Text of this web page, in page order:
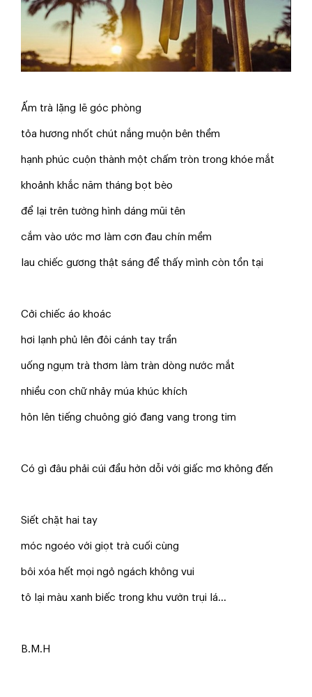
Ấm trà lặng lẽ góc phòng
tỏa hương nhốt chút nắng muộn bên thềm
hạnh phúc cuộn thành một chấm tròn trong khóe mắt
khoảnh khắc năm tháng bọt bèo
để lại trên tường hình dáng mũi tên
cắm vào ước mơ làm cơn đau chín mềm
lau chiếc gương thật sáng để thấy mình còn tồn tại
Cởi chiếc áo khoác
hơi lạnh phủ lên đôi cánh tay trần
uống ngụm trà thơm làm tràn dòng nước mắt
nhiều con chữ nhảy múa khúc khích
hôn lên tiếng chuông gió đang vang trong tim
Có gì đâu phải cúi đầu hờn dỗi với giấc mơ không đến
Siết chặt hai tay
móc ngoéo với giọt trà cuối cùng
bôi xóa hết mọi ngỏ ngách không vui
tô lại màu xanh biếc trong khu vườn trụi lá...
B.M.H